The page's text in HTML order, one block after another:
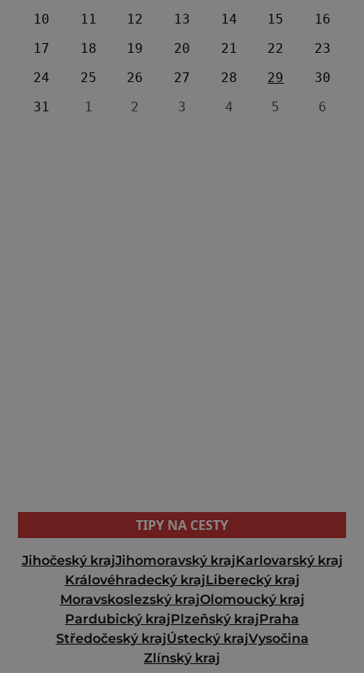
10
11 12 13 14 15
16
17
18 19 20 21 22
23
24
25 26 27 28 29
30
31
1 2 3 4 5 6
TIPY NA CESTY
Jihočeský krajJihomoravský krajKarlovarský kraj
Královéhradecký krajLiberecký kraj
Moravskoslezský krajOlomoucký kraj
Pardubický krajPlzeňský krajPraha
Středočeský krajÚstecký krajVysočina
Zlínský kraj